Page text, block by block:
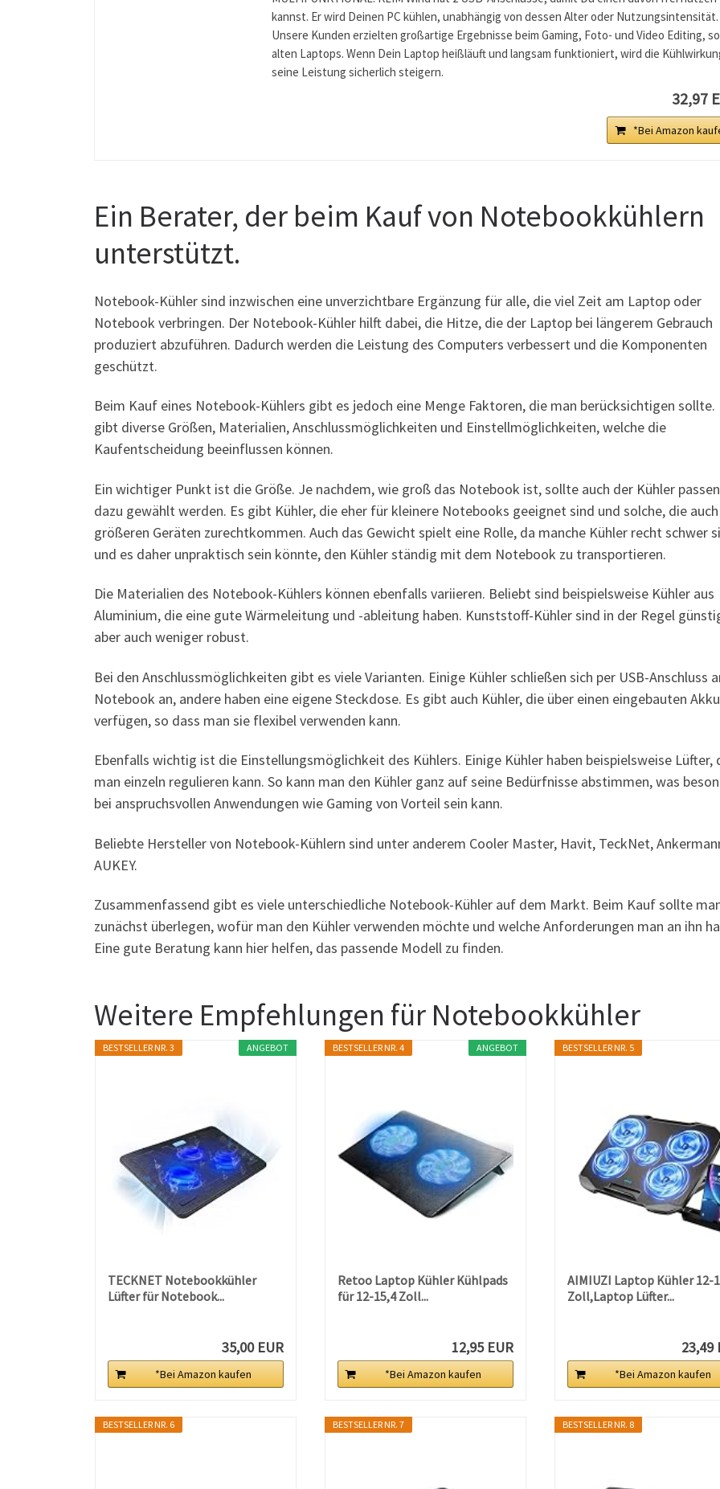
kannst. Er wird Deinen PC kühlen, unabhängig von dessen Alter oder Nutzungsintensität.
Unsere Kunden erzielten großartige Ergebnisse beim Gaming, Foto- und Video Editing,
alten Laptops. Wenn Dein Laptop heißläuft und langsam funktioniert, wird die
seine Leistung sicherlich steigern.
32,97
*Bei Amazon
Ein Berater, der beim Kauf von Notebookkühlern
unterstützt.
Notebook-Kühler sind inzwischen eine unverzichtbare Ergänzung für alle, die viel Zeit am Laptop oder
Notebook verbringen. Der Notebook-Kühler hilft dabei, die Hitze, die der Laptop bei längerem Gebrauch
produziert abzuführen. Dadurch werden die Leistung des Computers verbessert und die Komponenten
geschützt.
Beim Kauf eines Notebook-Kühlers gibt es jedoch eine Menge Faktoren, die man berücksichtigen sollte.
gibt diverse Größen, Materialien, Anschlussmöglichkeiten und Einstellmöglichkeiten, welche die
Kaufentscheidung beeinflussen können.
Ein wichtiger Punkt ist die Größe. Je nachdem, wie groß das Notebook ist, sollte auch der Kühler
dazu gewählt werden. Es gibt Kühler, die eher für kleinere Notebooks geeignet sind und solche, die
größeren Geräten zurechtkommen. Auch das Gewicht spielt eine Rolle, da manche Kühler recht schwer
und es daher unpraktisch sein könnte, den Kühler ständig mit dem Notebook zu transportieren.
Die Materialien des Notebook-Kühlers können ebenfalls variieren. Beliebt sind beispielsweise Kühler aus
Aluminium, die eine gute Wärmeleitung und -ableitung haben. Kunststoff-Kühler sind in der Regel
aber auch weniger robust.
Bei den Anschlussmöglichkeiten gibt es viele Varianten. Einige Kühler schließen sich per USB-Anschluss
Notebook an, andere haben eine eigene Steckdose. Es gibt auch Kühler, die über einen eingebauten Akku
verfügen, so dass man sie flexibel verwenden kann.
Ebenfalls wichtig ist die Einstellungsmöglichkeit des Kühlers. Einige Kühler haben beispielsweise Lüfter,
man einzeln regulieren kann. So kann man den Kühler ganz auf seine Bedürfnisse abstimmen, was
bei anspruchsvollen Anwendungen wie Gaming von Vorteil sein kann.
Beliebte Hersteller von Notebook-Kühlern sind unter anderem Cooler Master, Havit, TeckNet,
AUKEY.
Zusammenfassend gibt es viele unterschiedliche Notebook-Kühler auf dem Markt. Beim Kauf sollte
zunächst überlegen, wofür man den Kühler verwenden möchte und welche Anforderungen man an ihn
Eine gute Beratung kann hier helfen, das passende Modell zu finden.
Weitere Empfehlungen für Notebookkühler
ANGEBOT
BESTSELLER NR. 3
TECKNET Notebookkühler
Lüfter für Notebook...
35,00 EUR
*Bei Amazon kaufen
ANGEBOT
BESTSELLER NR. 4
Retoo Laptop Kühler Kühlpads
für 12-15,4 Zoll...
12,95 EUR
*Bei Amazon kaufen
BESTSELLER NR. 5
AIMIUZI Laptop Kühler 12-
Zoll,Laptop Lüfter...
23,49
*Bei Amazon kaufen
BESTSELLER NR. 6 BESTSELLER NR. 7 BESTSELLER NR. 8